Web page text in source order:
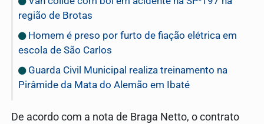
região de Brotas
Homem é preso por furto de fiação elétrica em
escola de São Carlos
Guarda Civil Municipal realiza treinamento na
Pirâmide da Mata do Alemão em Ibaté
De acordo com a nota de Braga Netto, o contrato